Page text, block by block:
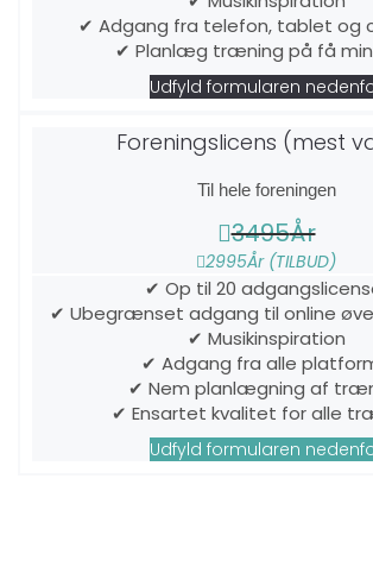
✔ Adgang fra telefon, tablet og
✔ Planlæg træning på få
Udfyld formularen
Foreningslicens (mest
Til hele foreningen
3495År
2995År (TILBUD)
✔ Op til 20
✔ Ubegrænset adgang til online
✔ Musikinspiration
✔ Adgang fra alle
✔ Nem planlægning af
✔ Ensartet kvalitet for alle
Udfyld formularen